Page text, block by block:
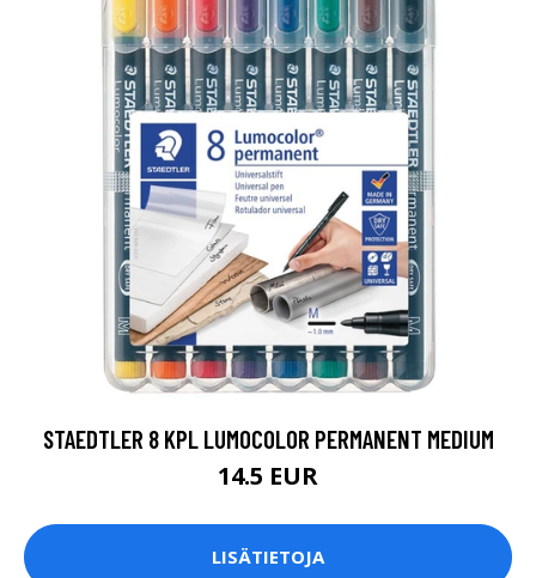
STAEDTLER 8 KPL LUMOCOLOR PERMANENT MEDIUM
14.5 EUR
LISÄTIETOJA